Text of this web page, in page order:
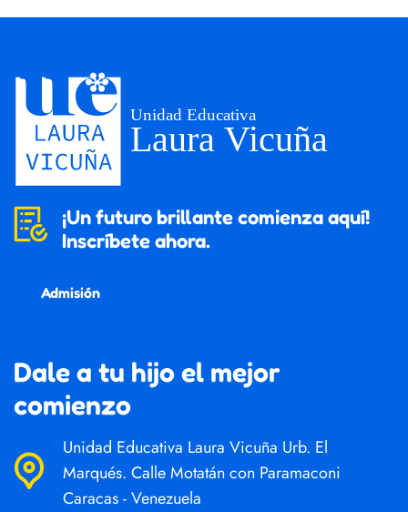
¡Un futuro brillante comienza aquí!
Inscríbete ahora.
Admisión
Dale a tu hijo el mejor
comienzo
Unidad Educativa Laura Vicuña Urb. El
Marqués. Calle Motatán con Paramaconi
Caracas - Venezuela